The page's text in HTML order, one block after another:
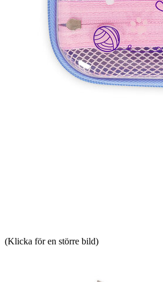
(Klicka för en större bild)